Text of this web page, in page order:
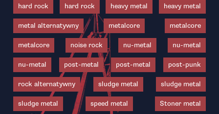
hard rock hard rock heavy metal heavy metal
metal alternatywny metalcore metalcore
metalcore noise rock nu-metal nu-metal
nu-metal post-metal post-metal post-punk
rock alternatywny sludge metal sludge metal
sludge metal speed metal Stoner metal